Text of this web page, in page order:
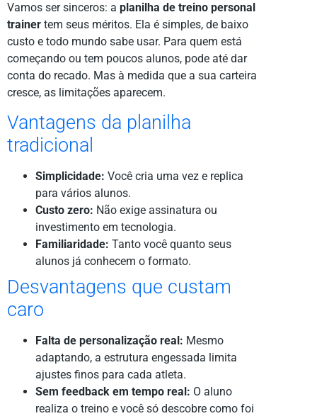
Vamos ser sinceros: a planilha de treino personal
trainer tem seus méritos. Ela é simples, de baixo
custo e todo mundo sabe usar. Para quem está
começando ou tem poucos alunos, pode até dar
conta do recado. Mas à medida que a sua carteira
cresce, as limitações aparecem.
Vantagens da planilha
tradicional
Simplicidade: Você cria uma vez e replica
para vários alunos.
Custo zero: Não exige assinatura ou
investimento em tecnologia.
Familiaridade: Tanto você quanto seus
alunos já conhecem o formato.
Desvantagens que custam
caro
Falta de personalização real: Mesmo
adaptando, a estrutura engessada limita
ajustes finos para cada atleta.
Sem feedback em tempo real: O aluno
realiza o treino e você só descobre como foi